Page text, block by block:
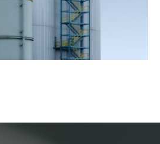
и относятся к I или
воздействия на
ко II категории
расчет НДС